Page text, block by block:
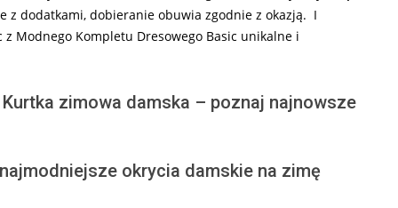
z dodatkami, dobieranie obuwia zgodnie z okazją. I
Modnego Kompletu Dresowego Basic unikalne i
zimowa damska – poznaj najnowsze
okrycia damskie na zimę